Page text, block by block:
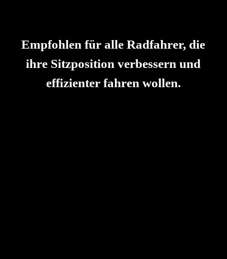
Empfohlen für alle Radfahrer, die
ihre Sitzposition verbessern und
effizienter fahren wollen.